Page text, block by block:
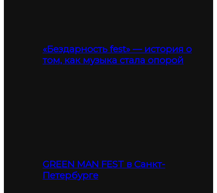
«Бездарность fest» — история о
том, как музыка стала опорой
GREEN MAN FEST в Санкт-
Петербурге